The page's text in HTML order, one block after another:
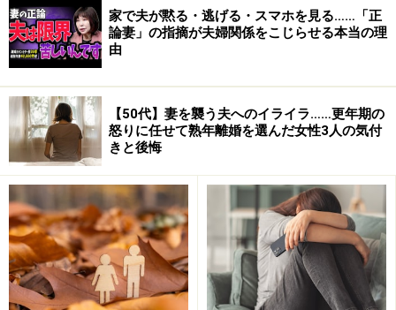
きくなる」「お金がかかりすぎる」というリスクが高ま
っていくもの。それらを回避するために弁護士を立て
て、スピーディーに解決する方向に舵を切ることも多い
のです。
W不倫のうわさが広まった専業主婦のケー
ス
他にも、子どもがいる場合には「子どもにこれ以上、か
わいそうな思いをさせたくないから」と迅速に和解が成
立するパターンもあります。
家で夫が黙る・逃げる・スマホを見る……「正
論妻」の指摘が夫婦関係をこじらせる本当の理
由
【50代】妻を襲う夫へのイライラ……更年期の
怒りに任せて熟年離婚を選んだ女性3人の気付
きと後悔